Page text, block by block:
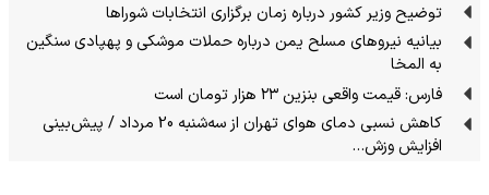
توضیح وزیر کشور درباره زمان برگزاری انتخابات شوراها
بیانیه نیروهای مسلح یمن درباره حملات موشکی و پهپادی سنگین
به المخا
فارس: قیمت واقعی بنزین ۲۳ هزار تومان است
کاهش نسبی دمای هوای تهران از سه‌شنبه 20 مرداد / پیش‌بینی
افزایش وزش…